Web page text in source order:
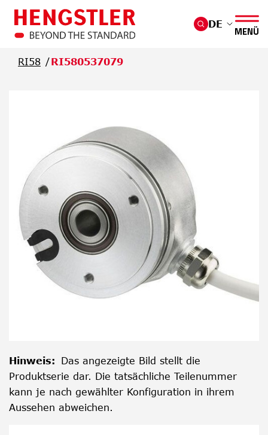
Überspringen Sie zum Hauptmenü
DE
MENÜ
RI58 RI580537079
Hinweis: Das angezeigte Bild stellt die
Produktserie dar. Die tatsächliche Teilenummer
kann je nach gewählter Konfiguration in ihrem
Aussehen abweichen.